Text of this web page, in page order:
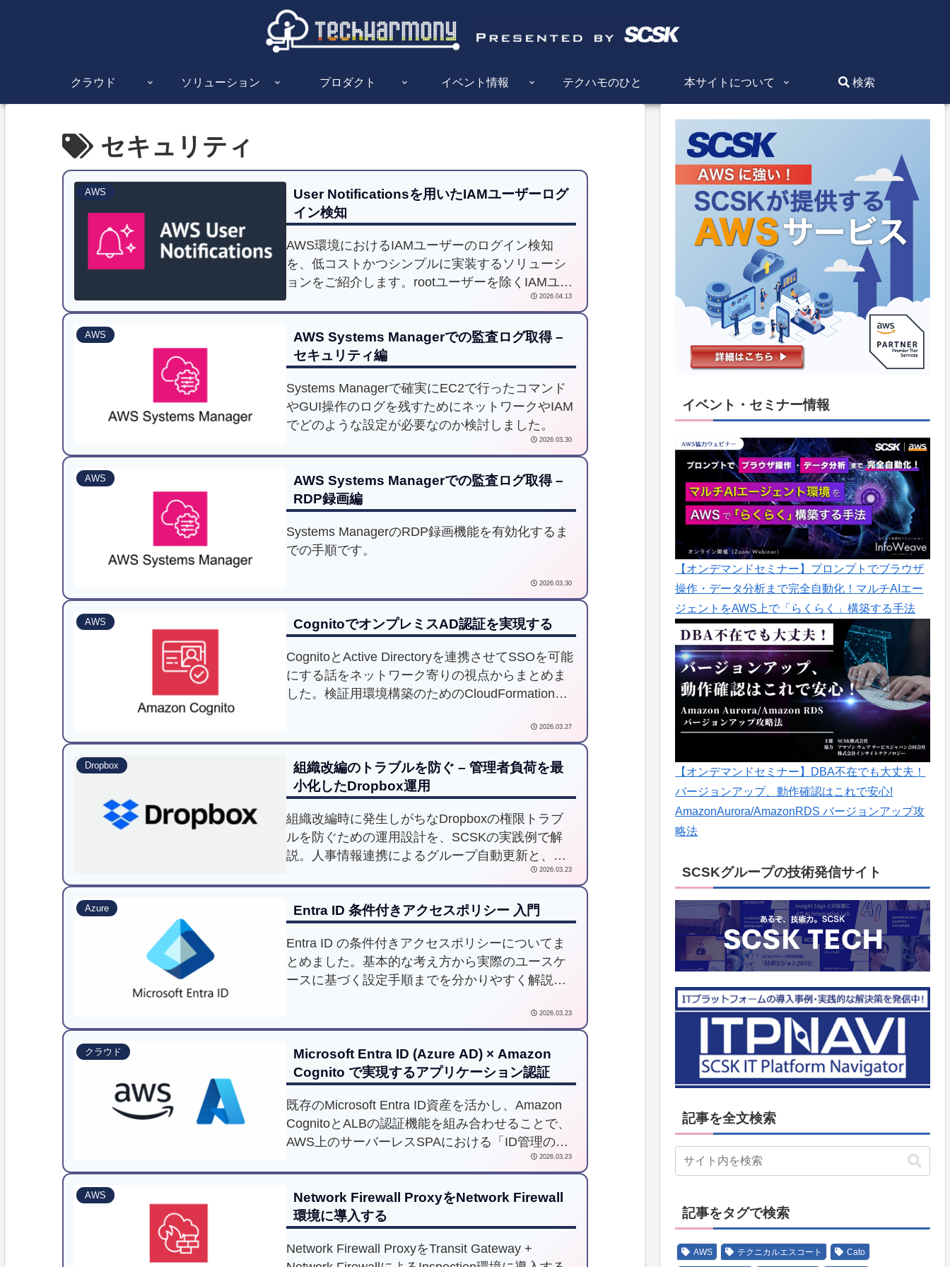
クラウド ソリューション プロダクト イベント情報 テクハモのひと 本サイトについて 検索
セキュリティ
AWS
User Notificationsを用いたIAMユーザーログ
イン検知
AWS環境におけるIAMユーザーのログイン検知
を、低コストかつシンプルに実装するソリューシ
ョンをご紹介します。rootユーザーを除くIAMユー
ザーのログインイベントは、記録されるリージョ
ンが分散してしまうという課題があります。本記
事では「AWS User Notifications」を活用し、この
課題を解決するベストプラクティスを解説しま
ら、具体的なフィルター設定手順まで、現場で役
立つ実践的なノウハウをまとめました。
2026.04.13
AWS
AWS Systems Managerでの監査ログ取得 –
セキュリティ編
Systems Managerで確実にEC2で行ったコマンド
やGUI操作のログを残すためにネットワークやIAM
でどのような設定が必要なのか検討しました。
2026.03.30
AWS
AWS Systems Managerでの監査ログ取得 –
RDP録画編
Systems ManagerのRDP録画機能を有効化するま
での手順です。
2026.03.30
AWS CognitoでオンプレミスAD認証を実現する
CognitoとActive Directoryを連携させてSSOを可能
にする話をネットワーク寄りの視点からまとめま
した。検証用環境構築のためのCloudFormationテ
2026.03.27
Dropbox
組織改編のトラブルを防ぐ – 管理者負荷を最
小化したDropbox運用
組織改編時に発生しがちなDropboxの権限トラブ
ルを防ぐための運用設計を、SCSKの実践例で解
説。人事情報連携によるグループ自動更新と、チ
ームフォルダ共有先の棚卸し・付け替えを分離し
て行うことで、管理者負荷を抑えつつ安全なアク
セス権管理を実現します。
2026.03.23
Azure Entra ID 条件付きアクセスポリシー 入門
Entra ID の条件付きアクセスポリシーについてま
とめました。基本的な考え方から実際のユースケ
ースに基づく設定手順までを分かりやすく解説し
2026.03.23
クラウド
Microsoft Entra ID (Azure AD) × Amazon
Cognito で実現するアプリケーション認証
既存のMicrosoft Entra ID資産を活かし、Amazon
CognitoとALBの認証機能を組み合わせることで、
AWS上のサーバーレスSPAにおける「ID管理の脱
サイロ化」とセキュアな認証基盤を実現しまし
た。開発効率の向上と全社的なガバナンス強化を
両立させたアーキテクチャ選定のポイントを解説
します。
2026.03.23
AWS
Network Firewall ProxyをNetwork Firewall
環境に導入する
Network Firewall ProxyをTransit Gateway +
イベント・セミナー情報
【オンデマンドセミナー】プロンプトでブラウザ
操作・データ分析まで完全自動化！マルチAIエー
ジェントをAWS上で「らくらく」構築する手法
【オンデマンドセミナー】DBA不在でも大丈夫！
バージョンアップ、動作確認はこれで安心!
AmazonAurora/AmazonRDS バージョンアップ攻
略法
SCSKグループの技術発信サイト
記事を全文検索
記事をタグで検索
AWS テクニカルエスコート Cato